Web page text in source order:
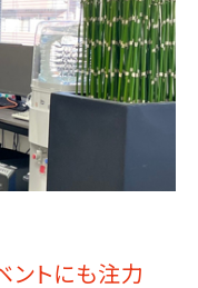
ントにも注力